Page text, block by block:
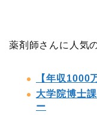
薬剤師さんに人気
【年収1000
大学院博士
ー